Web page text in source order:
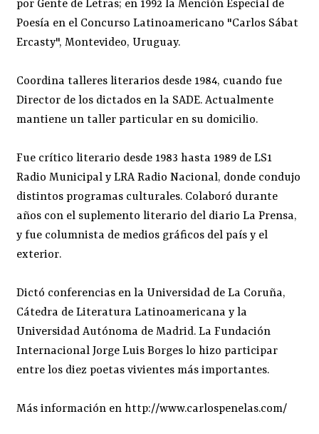
por Gente de Letras; en 1992 la Mención Especial de
Poesía en el Concurso Latinoamericano "Carlos Sábat
Ercasty", Montevideo, Uruguay.
Coordina talleres literarios desde 1984, cuando fue
Director de los dictados en la SADE. Actualmente
mantiene un taller particular en su domicilio.
Fue crítico literario desde 1983 hasta 1989 de LS1
Radio Municipal y LRA Radio Nacional, donde condujo
distintos programas culturales. Colaboró durante
años con el suplemento literario del diario La Prensa,
y fue columnista de medios gráficos del país y el
exterior.
Dictó conferencias en la Universidad de La Coruña,
Cátedra de Literatura Latinoamericana y la
Universidad Autónoma de Madrid. La Fundación
Internacional Jorge Luis Borges lo hizo participar
entre los diez poetas vivientes más importantes.
Más información enhttp://www.carlospenelas.com/